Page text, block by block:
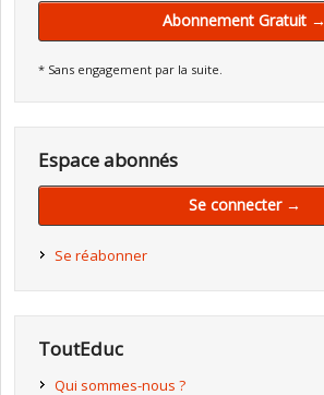
Abonnement Gratuit →
* Sans engagement par la suite.
Espace abonnés
Se connecter →
Se réabonner
ToutEduc
Qui sommes-nous ?